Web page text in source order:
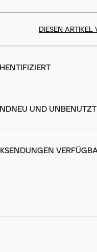
DIESEN ARTIKEL
UND UNBENUTZT